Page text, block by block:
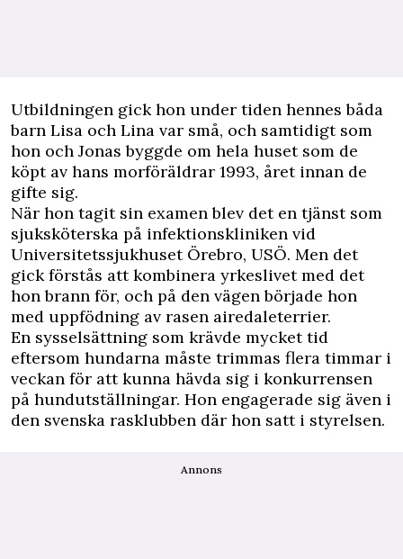
Utbildningen gick hon under tiden hennes båda
barn Lisa och Lina var små, och samtidigt som
hon och Jonas byggde om hela huset som de
köpt av hans morföräldrar 1993, året innan de
gifte sig.
När hon tagit sin examen blev det en tjänst som
sjuksköterska på infektionskliniken vid
Universitetssjukhuset Örebro, USÖ. Men det
gick förstås att kombinera yrkeslivet med det
hon brann för, och på den vägen började hon
med uppfödning av rasen airedaleterrier.
En sysselsättning som krävde mycket tid
eftersom hundarna måste trimmas flera timmar i
veckan för att kunna hävda sig i konkurrensen
på hundutställningar. Hon engagerade sig även i
den svenska rasklubben där hon satt i styrelsen.
Annons